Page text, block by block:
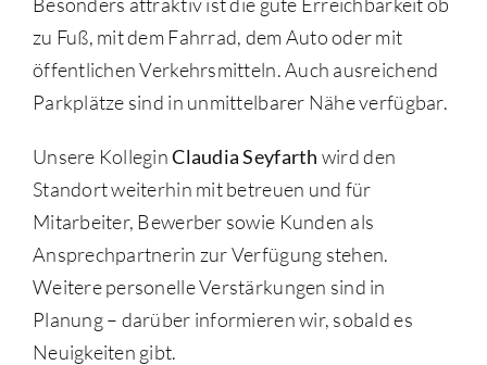
zu Fuß, mit dem Fahrrad, dem Auto oder mit
öffentlichen Verkehrsmitteln. Auch ausreichend
Parkplätze sind in unmittelbarer Nähe verfügbar.
Unsere KolleginClaudia Seyfarth wird den
Standort weiterhin mit betreuen und für
Mitarbeiter, Bewerber sowie Kunden als
Ansprechpartnerin zur Verfügung stehen.
Weitere personelle Verstärkungen sind in
Planung – darüber informieren wir, sobald es
Neuigkeiten gibt.